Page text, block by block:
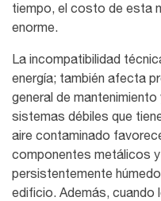
tiempo, el costo de esta
enorme.
La incompatibilidad
energía; también afecta
general de
sistemas débiles que
aire contaminado
componentes metálicos
persistentemente
edificio. Además, cuando